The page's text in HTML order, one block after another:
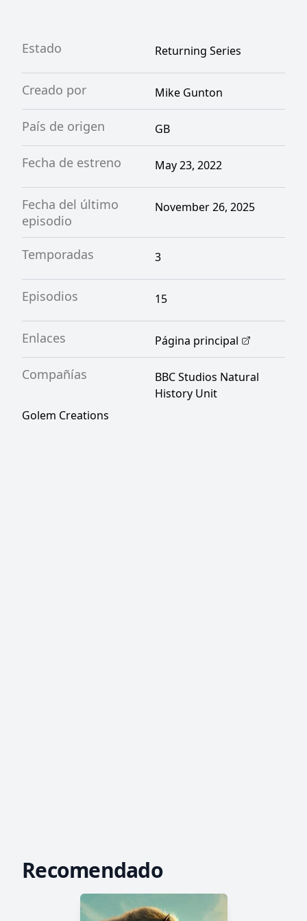
Estado Returning Series
Creado por Mike Gunton
País de origen GB
Fecha de estreno May 23, 2022
Fecha del último
episodio
November 26, 2025
Temporadas 3
Episodios 15
Enlaces Página principal
Compañías
BBC Studios Natural
History Unit
Golem Creations
Recomendado